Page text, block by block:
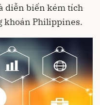
diễn biến kém tích
khoán Philippines.